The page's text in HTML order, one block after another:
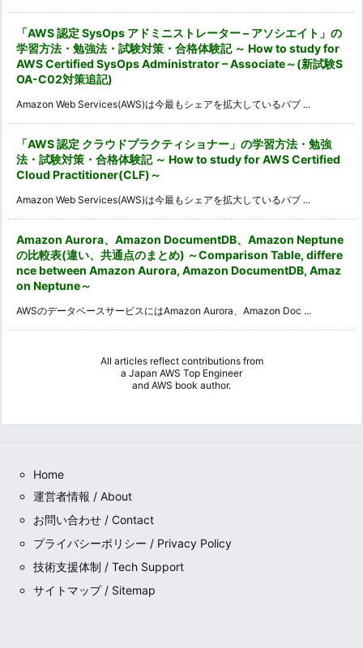
「AWS 認定 SysOps アドミニストレーター – アソシエイト」の
学習方法・勉強法・試験対策・合格体験記 ～ How to study for
AWS Certified SysOps Administrator – Associate～(新試験S
OA-C02対策追記)
Amazon Web Services(AWS)は今最もシェアを拡大しているパブ ...
「AWS 認定 クラウドプラクティショナー」の学習方法・勉強
法・試験対策・合格体験記 ～ How to study for AWS Certified
Cloud Practitioner(CLF)～
Amazon Web Services(AWS)は今最もシェアを拡大しているパブ ...
Amazon Aurora、Amazon DocumentDB、Amazon Neptune
の比較表(違い、共通点のまとめ) ～Comparison Table, differe
nce between Amazon Aurora, Amazon DocumentDB, Amaz
on Neptune～
AWSのデータベースサービスにはAmazon Aurora、Amazon Doc ...
All articles reflect contributions from
a Japan AWS Top Engineer
and AWS book author.
Home
運営者情報 / About
お問い合わせ / Contact
プライバシーポリシー / Privacy Policy
技術支援体制 / Tech Support
サイトマップ / Sitemap